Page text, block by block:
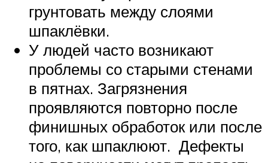
грунтовать между слоями
шпаклёвки.
У людей часто возникают
проблемы со старыми стенами
в пятнах. Загрязнения
проявляются повторно после
финишных обработок или после
того, как шпаклюют. Дефекты